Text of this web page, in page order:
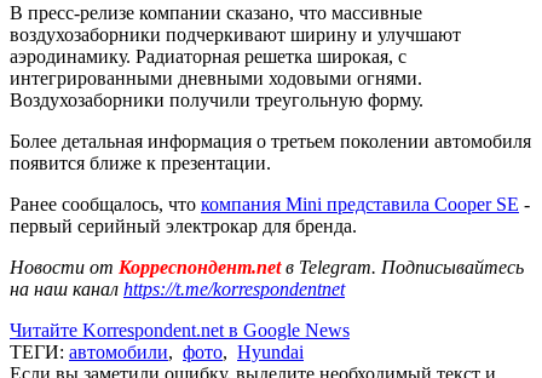
В пресс-релизе компании сказано, что массивные
воздухозаборники подчеркивают ширину и улучшают
аэродинамику. Радиаторная решетка широкая, с
интегрированными дневными ходовыми огнями.
Воздухозаборники получили треугольную форму.
Более детальная информация о третьем поколении автомобиля
появится ближе к презентации.
Ранее сообщалось, что компания Mini представила Cooper SE -
первый серийный электрокар для бренда.
Новости от Корреспондент.netв Telegram. Подписывайтесь
на наш канал https://t.me/korrespondentnet
Читайте Korrespondent.net в Google News
ТЕГИ: автомобили, фото, Hyundai
Если вы заметили ошибку, выделите необходимый текст и